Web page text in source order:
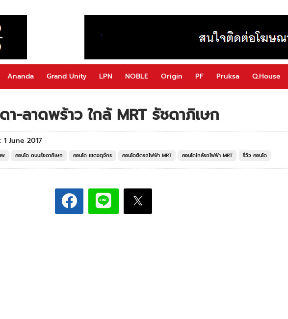
Ananda Grand Unity LPN NOBLE Origin PF Pruksa Q.House
-ลาดพร้าว ใกล้ MRT รัชดาภิเษก
June 2017
พ คอนโด ถนนรัชดาภิเษก คอนโด เขตจตุจักร คอนโดติดรถไฟฟ้า MRT คอนโดใกล้รถไฟฟ้า MRT รีวิว คอนโด